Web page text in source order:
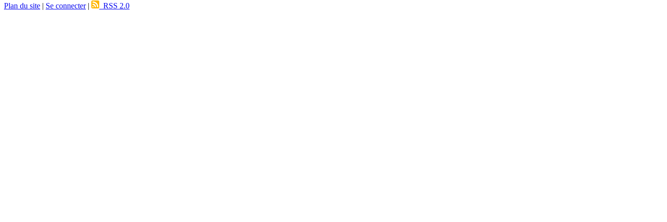
Plan du site | Se connecter| RSS 2.0